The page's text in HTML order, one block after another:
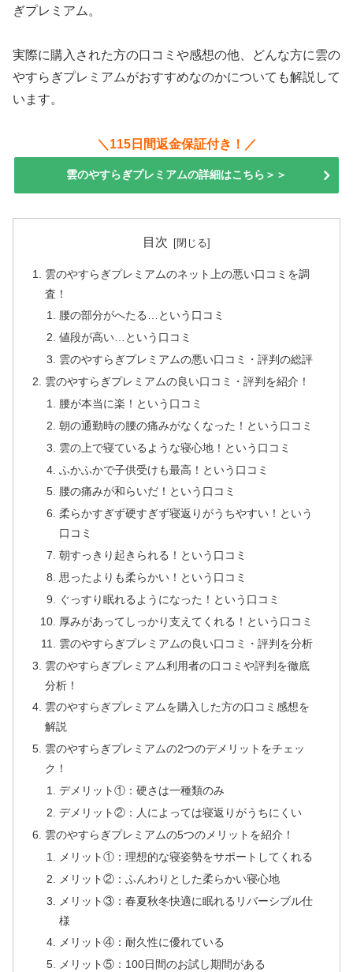
ぎプレミアム。
実際に購入された方の口コミや感想の他、どんな方に雲の
やすらぎプレミアムがおすすめなのかについても解説して
います。
＼115日間返金保証付き！／
雲のやすらぎプレミアムの詳細はこちら＞＞
目次
雲のやすらぎプレミアムのネット上の悪い口コミを調
査！
腰の部分がへたる…という口コミ
値段が高い…という口コミ
雲のやすらぎプレミアムの悪い口コミ・評判の総評
雲のやすらぎプレミアムの良い口コミ・評判を紹介！
腰が本当に楽！という口コミ
朝の通勤時の腰の痛みがなくなった！という口コミ
雲の上で寝ているような寝心地！という口コミ
ふかふかで子供受けも最高！という口コミ
腰の痛みが和らいだ！という口コミ
柔らかすぎず硬すぎず寝返りがうちやすい！という
口コミ
朝すっきり起きられる！という口コミ
思ったよりも柔らかい！という口コミ
ぐっすり眠れるようになった！という口コミ
厚みがあってしっかり支えてくれる！という口コミ
雲のやすらぎプレミアムの良い口コミ・評判を分析
雲のやすらぎプレミアム利用者の口コミや評判を徹底
分析！
雲のやすらぎプレミアムを購入した方の口コミ感想を
解説
雲のやすらぎプレミアムの2つのデメリットをチェッ
ク！
デメリット①：硬さは一種類のみ
デメリット②：人によっては寝返りがうちにくい
雲のやすらぎプレミアムの5つのメリットを紹介！
メリット①：理想的な寝姿勢をサポートしてくれる
メリット②：ふんわりとした柔らかい寝心地
メリット③：春夏秋冬快適に眠れるリバーシブル仕
様
メリット④：耐久性に優れている
メリット⑤：100日間のお試し期間がある